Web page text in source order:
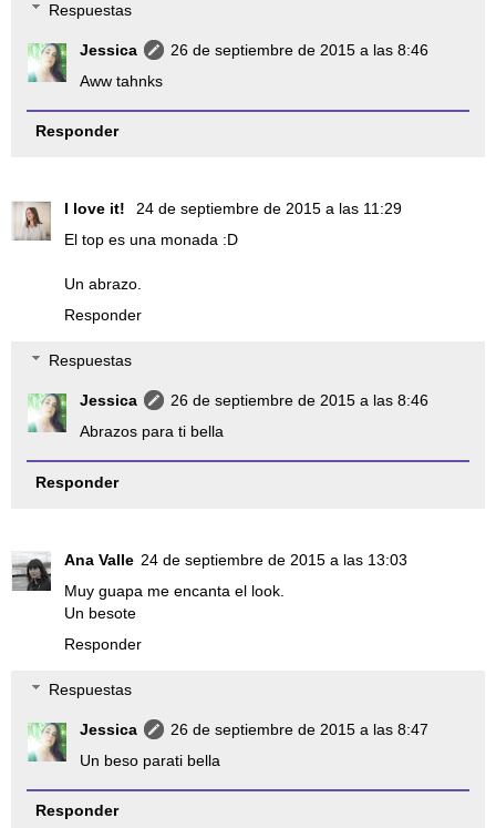
Respuestas
Jessica
26 de septiembre de 2015 a las 8:46
Aww tahnks
Responder
I love it!
24 de septiembre de 2015 a las 11:29
El top es una monada :D
Un abrazo.
Responder
Respuestas
Jessica
26 de septiembre de 2015 a las 8:46
Abrazos para ti bella
Responder
Ana Valle 24 de septiembre de 2015 a las 13:03
Muy guapa me encanta el look.
Un besote
Responder
Respuestas
Jessica
26 de septiembre de 2015 a las 8:47
Un beso parati bella
Responder